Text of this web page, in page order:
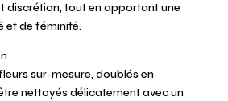
discrétion, tout en apportant une
et de féminité.
sur-mesure, doublés en
nettoyés délicatement avec un